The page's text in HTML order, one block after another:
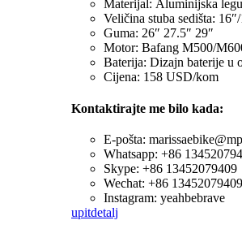
Materijal: Aluminijska
Veličina stuba sedišta:
Guma: 26″ 27.5″ 29″
Motor: Bafang M500/
Baterija: Dizajn baterije u
Cijena: 158 USD/kom
Kontaktirajte me bilo kada:
E-pošta:
Whatsapp: +86
Skype: +86 13452079409
Wechat: +86 13452079409
Instagram: yeahbebrave
upitdetalj